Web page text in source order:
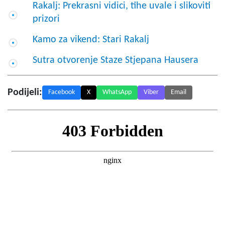
Rakalj: Prekrasni vidici, tihe uvale i slikoviti
prizori
Kamo za vikend: Stari Rakalj
Sutra otvorenje Staze Stjepana Hausera
Podijeli: Facebook X WhatsApp Viber Email